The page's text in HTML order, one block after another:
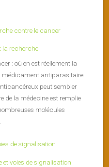
la recherche
: où en est réellement la
médicament antiparasitaire
peut sembler
de la médecine est remplie
molécules
et voies de signalisation